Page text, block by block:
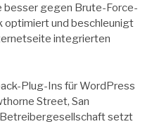
besser gegen Brute-Force-
optimiert und beschleunigt
integrierten
Plug-Ins für WordPress
Street, San
Betreibergesellschaft setzt